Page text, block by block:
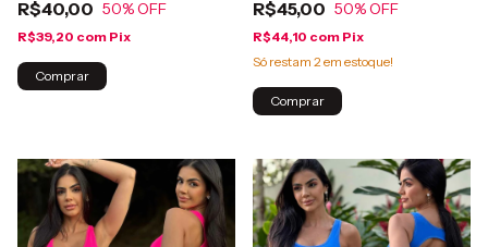
R$40,00 50% OFF
R$39,20 com Pix
Comprar
R$45,00 50% OFF
R$44,10 com Pix
Só restam 2em estoque!
Comprar